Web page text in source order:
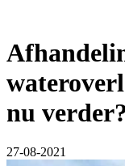
nu verder?
27-08-2021